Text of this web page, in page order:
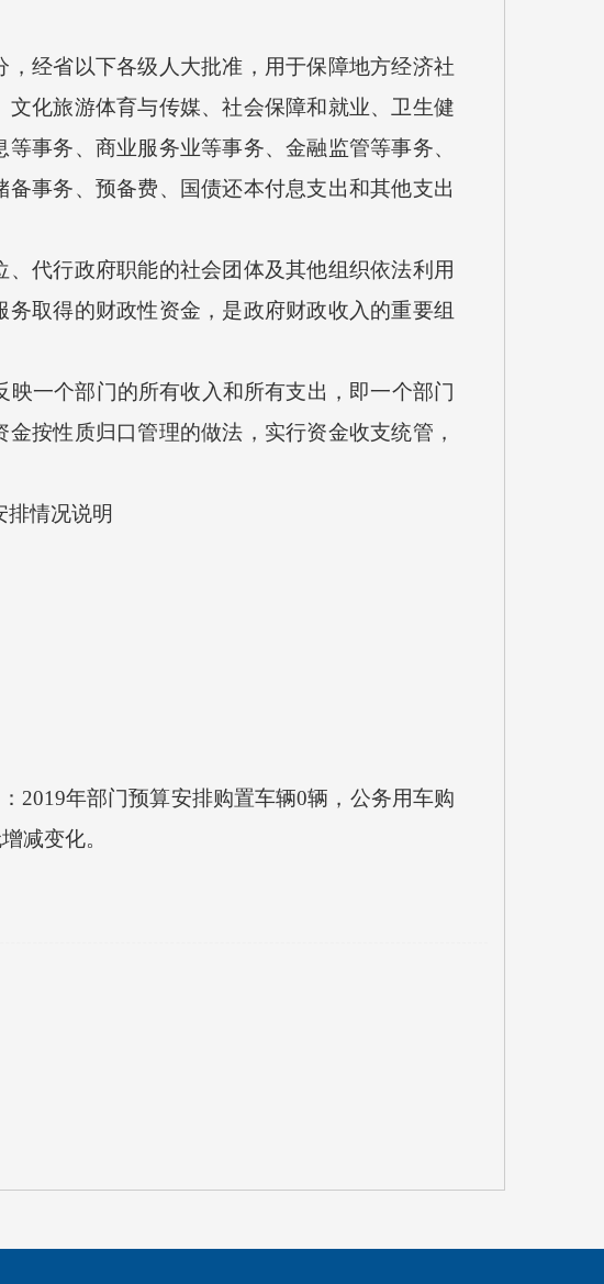
经省以下各级人大批准，用于保障地方经济社
化旅游体育与传媒、社会保障和就业、卫生健
事务、商业服务业等事务、金融监管等事务、
事务、预备费、国债还本付息支出和其他支出
代行政府职能的社会团体及其他组织依法利用
取得的财政性资金，是政府财政收入的重要组
一个部门的所有收入和所有支出，即一个部门
按性质归口管理的做法，实行资金收支统管，
情况说明
年部门预算安排购置车辆0辆，公务用车购
减变化。